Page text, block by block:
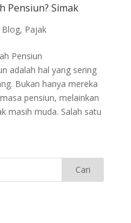
Pensiun? Simak
Blog, Pajak
Pensiun
adalah hal yang sering
Bukan hanya mereka
pensiun, melainkan
masih muda. Salah satu